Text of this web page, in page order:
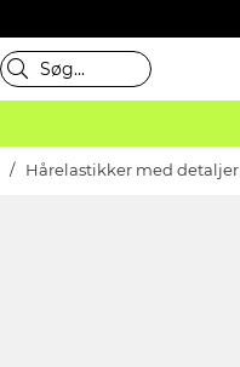
Hårelastikker med detaljer